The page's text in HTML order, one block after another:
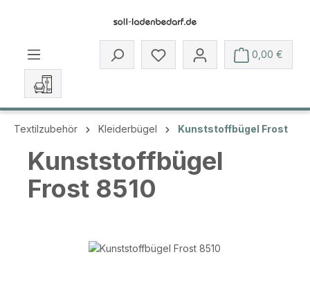
Du hast 0 Produkte auf dem
0,00 €
Textilzubehör Kleiderbügel Kunststoffbügel Frost
Kunststoffbügel
Frost 8510
Bildergalerie überspringen